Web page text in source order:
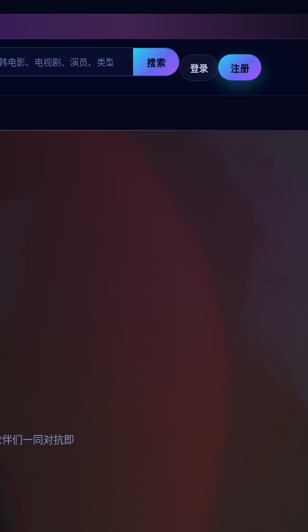
搜索 登录 注册
们一同对抗即